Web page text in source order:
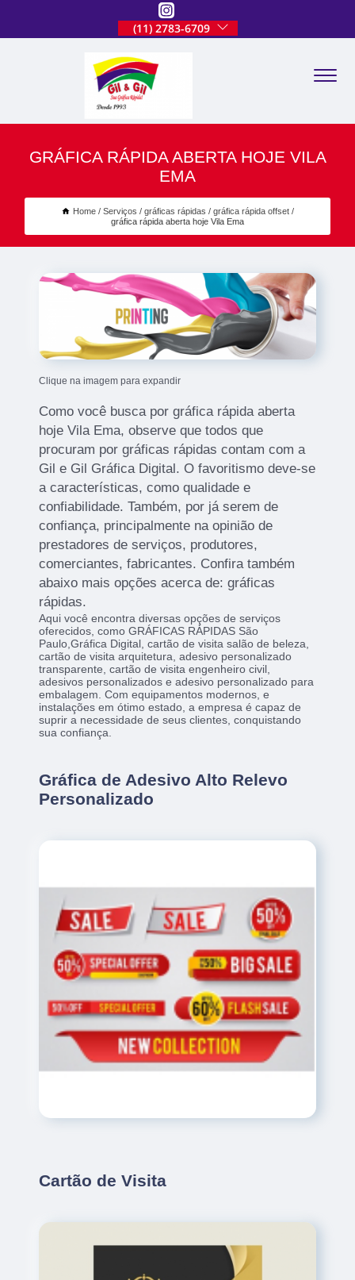
(11) 2783-6709
GRÁFICA RÁPIDA ABERTA HOJE VILA
EMA
Home Serviços gráficas rápidas
gráfica rápida offset
gráfica rápida aberta hoje Vila Ema
Clique na imagem para expandir
Como você busca por gráfica rápida aberta
hoje Vila Ema, observe que todos que
procuram por gráficas rápidas contam com a
Gil e Gil Gráfica Digital. O favoritismo deve-se
a características, como qualidade e
confiabilidade. Também, por já serem de
confiança, principalmente na opinião de
prestadores de serviços, produtores,
comerciantes, fabricantes. Confira também
abaixo mais opções acerca de: gráficas
rápidas.
Aqui você encontra diversas opções de serviços
oferecidos, como GRÁFICAS RÁPIDAS São
Paulo,Gráfica Digital, cartão de visita salão de beleza,
cartão de visita arquitetura, adesivo personalizado
transparente, cartão de visita engenheiro civil,
adesivos personalizados e adesivo personalizado para
embalagem. Com equipamentos modernos, e
instalações em ótimo estado, a empresa é capaz de
suprir a necessidade de seus clientes, conquistando
sua confiança.
Gráfica de Adesivo Alto Relevo
Personalizado
Cartão de Visita